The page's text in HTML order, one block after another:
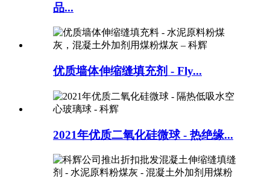
品...
优质墙体伸缩缝填充剂 - Fly...
2021年优质二氧化硅微球 - 热绝缘...